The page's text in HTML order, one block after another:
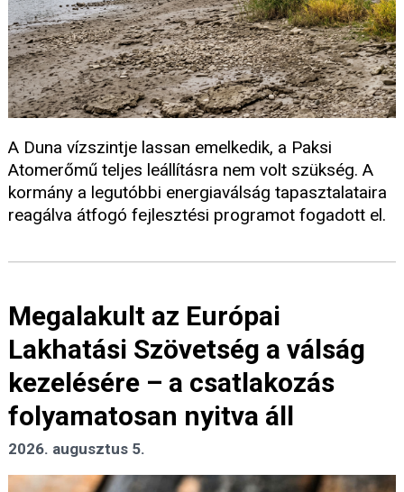
A Duna vízszintje lassan emelkedik, a Paksi
Atomerőmű teljes leállításra nem volt szükség. A
kormány a legutóbbi energiaválság tapasztalataira
reagálva átfogó fejlesztési programot fogadott el.
Megalakult az Európai
Lakhatási Szövetség a válság
kezelésére – a csatlakozás
folyamatosan nyitva áll
2026. augusztus 5.